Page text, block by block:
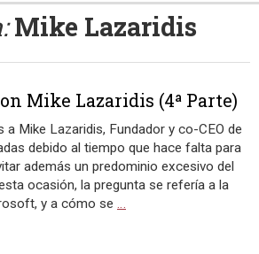
Mike Lazaridis
Mike Lazaridis (4ª Parte)
a Mike Lazaridis, Fundador y co-CEO de
debido al tiempo que hace falta para
además un predominio excesivo del
ocasión, la pregunta se refería a la
y a cómo se …